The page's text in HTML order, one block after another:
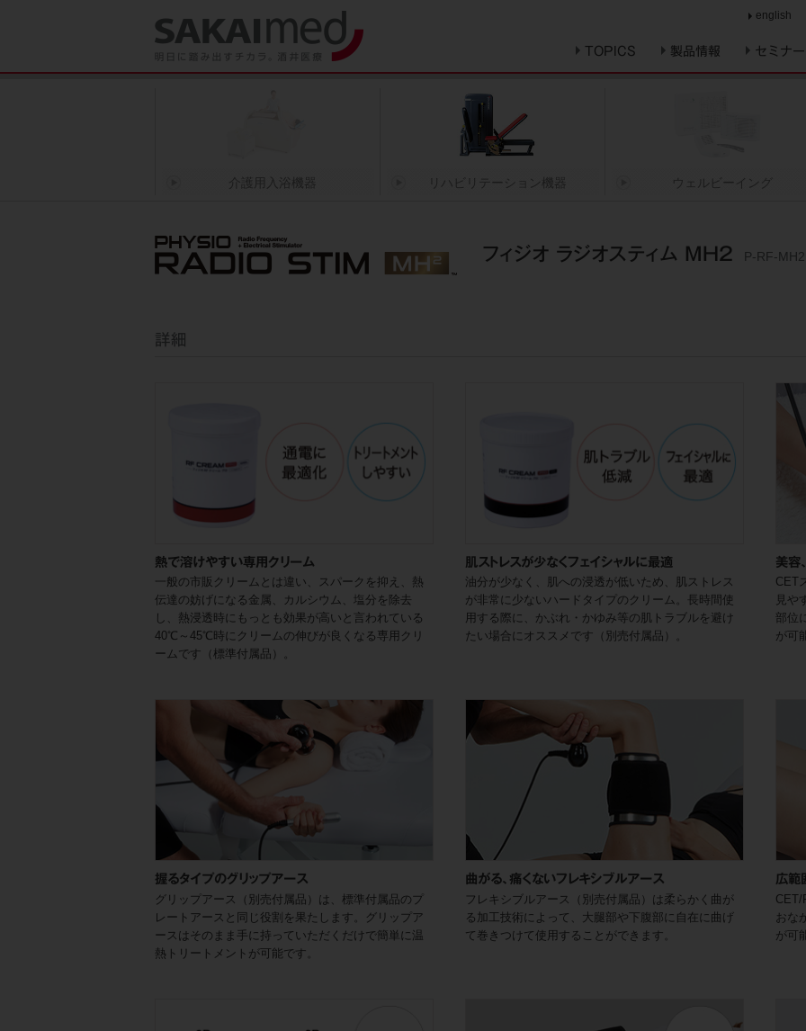
TOPICS 製品情報 セミナ
english
介護用入浴機器 リハビリテーション機器 ウェルビーイング
フィジオ ラジオスティム MH2 P-RF-MH2
詳細
熱で溶けやすい専用クリーム
一般の市販クリームとは違い、スパークを抑え、熱
伝達の妨げになる金属、カルシウム、塩分を除去
し、熱浸透時にもっとも効果が高いと言われている
40℃～45℃時にクリームの伸びが良くなる専用クリ
ームです（標準付属品）。
肌ストレスが少なくフェイシャルに最適
油分が少なく、肌への浸透が低いため、肌ストレス
が非常に少ないハードタイプのクリーム。長時間使
用する際に、かぶれ・かゆみ等の肌トラブルを避け
たい場合にオススメです（別売付属品）。
美容
CET
見や
部位
が可
握るタイプのグリップアース
グリップアース（別売付属品）は、標準付属品のプ
レートアースと同じ役割を果たします。グリップア
ースはそのまま手に持っていただくだけで簡単に温
熱トリートメントが可能です。
曲がる、痛くないフレキシブルアース
フレキシブルアース（別売付属品）は柔らかく曲が
る加工技術によって、大腿部や下腹部に自在に曲げ
て巻きつけて使用することができます。
広範
CET/
おな
が可